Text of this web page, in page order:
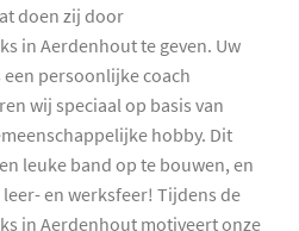
doen zij door
in Aerdenhout te geven. Uw
persoonlijke coach
wij speciaal op basis van
hobby. Dit
leuke band op te bouwen, en
en werksfeer! Tijdens de
in Aerdenhout motiveert onze